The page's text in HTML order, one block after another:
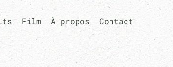
Film À propos Contact